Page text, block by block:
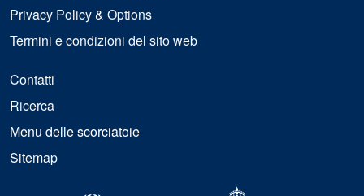
Privacy Policy & Options
Termini e condizioni del sito web
Contatti
Ricerca
Menu delle scorciatoie
Sitemap